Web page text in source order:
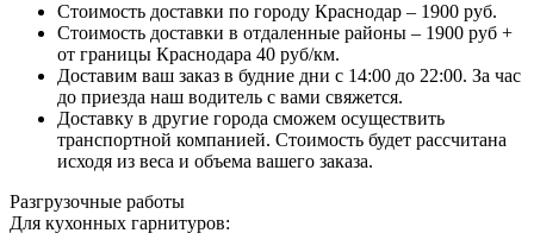
Стоимость доставки по городу Краснодар – 1900 руб.
Стоимость доставки в отдаленные районы – 1900 руб +
от границы Краснодара 40 руб/км.
Доставим ваш заказ в будние дни с 14:00 до 22:00. За час
до приезда наш водитель с вами свяжется.
Доставку в другие города сможем осуществить
транспортной компанией. Стоимость будет рассчитана
исходя из веса и объема вашего заказа.
Разгрузочные работы
Для кухонных гарнитуров: